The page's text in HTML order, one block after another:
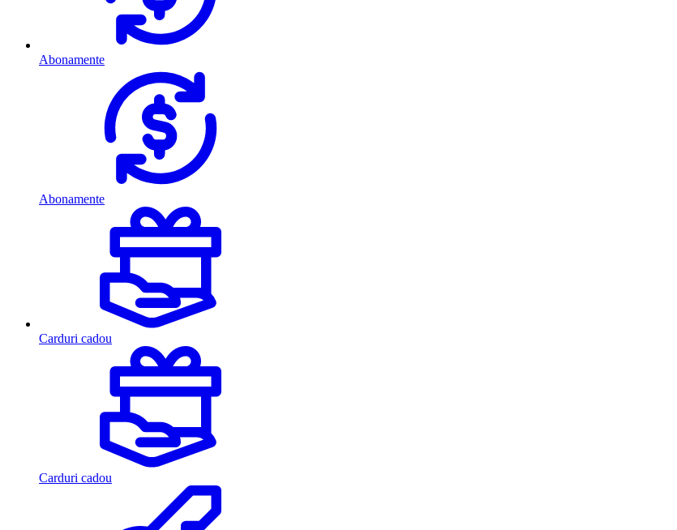
Abonamente
Abonamente
Carduri cadou
Carduri cadou